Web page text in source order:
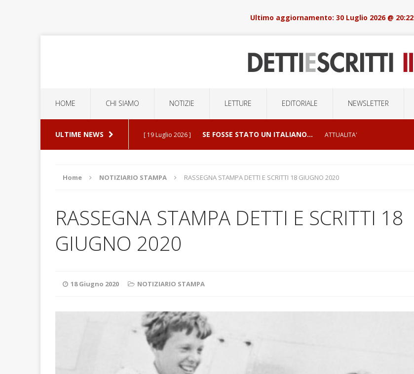
30 Luglio 2026 @ 20:22
HOME CHI SIAMO NOTIZIE LETTURE EDITORIALE NEWSLETTER
ULTIME NEWS [ 19 Luglio 2026 ] SE FOSSE STATO UN ITALIANO… ATTUALITA'
[ 5 Luglio 2026 ] ERRORI E ORRORI DELLE GUERRE CONFLITTI GEOPOLITICI
ATTUALITA'
Home NOTIZIARIO STAMPA RASSEGNA STAMPA DETTI E SCRITTI 18 GIUGNO 2020
RASSEGNA STAMPA DETTI E SCRITTI 18
GIUGNO 2020
18 Giugno 2020 NOTIZIARIO STAMPA